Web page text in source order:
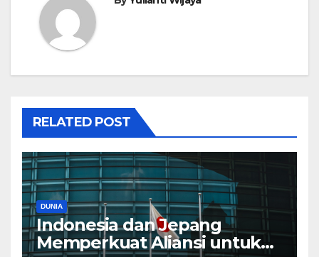
RELATED POST
DUNIA
Indonesia dan Jepang
Memperkuat Aliansi untuk